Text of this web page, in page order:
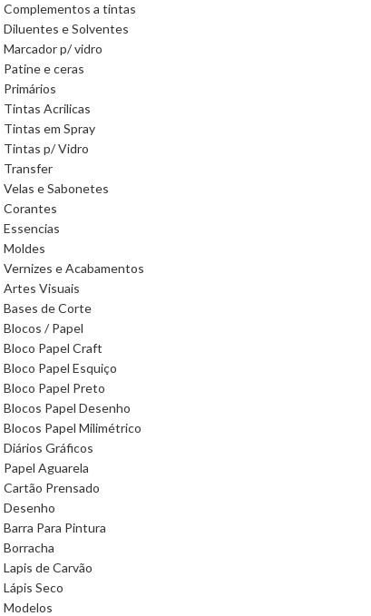
Complementos a tintas
Diluentes e Solventes
Marcador p/ vidro
Patine e ceras
Primários
Tintas Acrilicas
Tintas em Spray
Tintas p/ Vidro
Transfer
Velas e Sabonetes
Corantes
Essencias
Moldes
Vernizes e Acabamentos
Artes Visuais
Bases de Corte
Blocos / Papel
Bloco Papel Craft
Bloco Papel Esquiço
Bloco Papel Preto
Blocos Papel Desenho
Blocos Papel Milimétrico
Diários Gráficos
Papel Aguarela
Cartão Prensado
Desenho
Barra Para Pintura
Borracha
Lapis de Carvão
Lápis Seco
Modelos